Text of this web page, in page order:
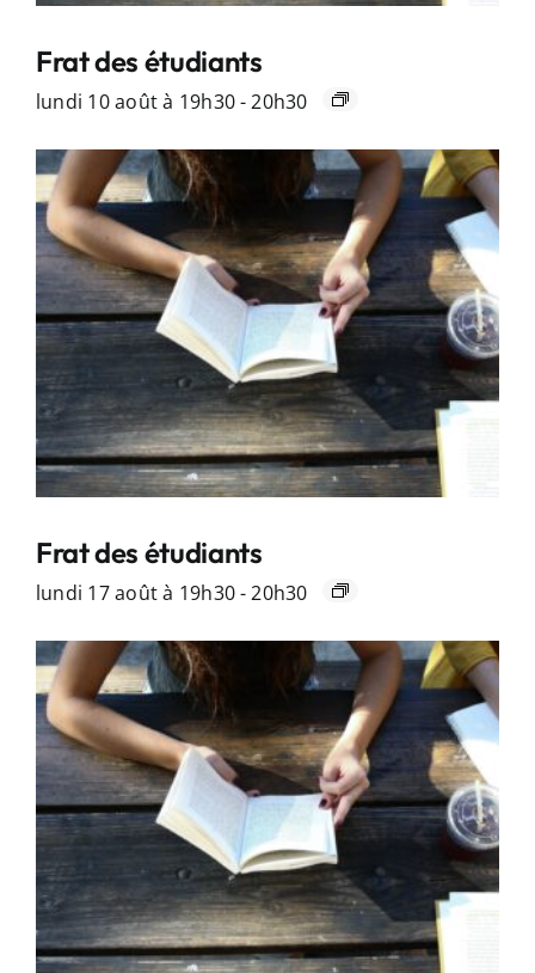
Frat des étudiants
lundi 10 août à 19h30-20h30
Frat des étudiants
lundi 17 août à 19h30-20h30